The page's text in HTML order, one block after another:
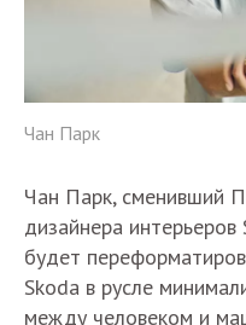
Чан Парк
Чан Парк, сменивший
дизайнера
будет
Skoda в русле
между человеком и